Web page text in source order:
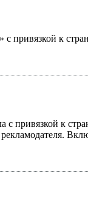
привязкой к
привязкой к